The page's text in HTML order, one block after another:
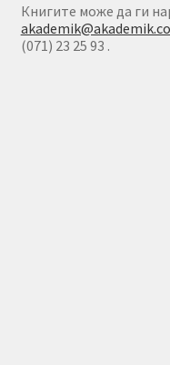
Книгите може да ги
(071) 23 25 93 .